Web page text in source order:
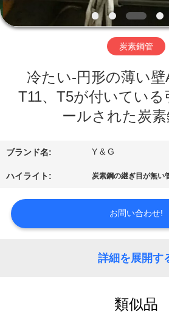
ク
つ
い
て
炭素鋼管
冷たい-円形の薄い壁
T11、T5が付いてい
ールされた炭
ブランド名: Y & G
ハイライト: 炭素鋼の継ぎ目が無い
お問い合わせ!
詳細を展開す
類似品